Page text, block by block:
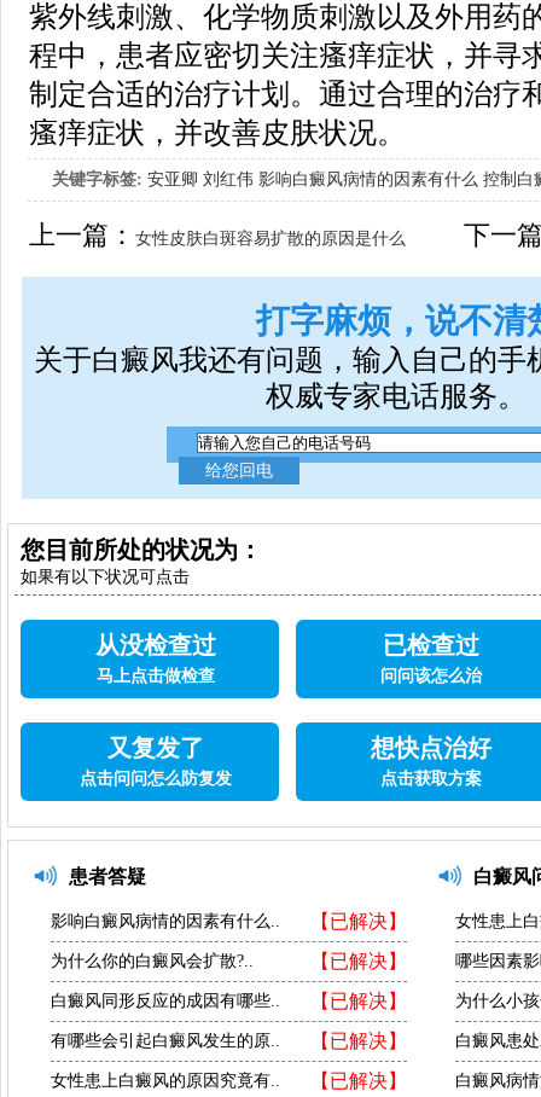
紫外线刺激、化学物质刺激以及外用药
程中，患者应密切关注瘙痒症状，并寻
制定合适的治疗计划。通过合理的治疗
瘙痒症状，并改善皮肤状况。
关键字标签: 安亚卿 刘红伟 影响白癜风病情的因素有什么 控制白
女生应该如何治疗呢
上一篇：女性皮肤白斑容易扩散的原因是什么
呢?
下一
打字麻烦，说不清
关于白癜风我还有问题，输入自己的手
权威专家电话服务。
您目前所处的状况为：
如果有以下状况可点击
从没检查过
马上点击做检查
已检查过
问问该怎么治
又复发了
点击问问怎么防复发
想快点治好
点击获取方案
患者答疑
【已解决】
影响白癜风病情的因素有什么..
【已解决】
为什么你的白癜风会扩散?..
【已解决】
白癜风同形反应的成因有哪些..
【已解决】
有哪些会引起白癜风发生的原..
【已解决】
女性患上白癜风的原因究竟有..
白癜风
女性患上
哪些因素
为什么小
白癜风患
白癜风病